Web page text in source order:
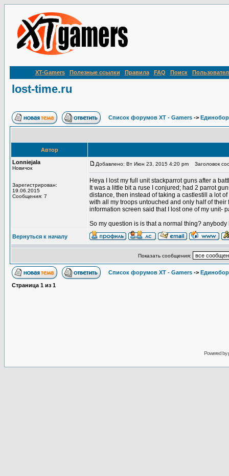
XT-Gamers Полезные ссылки Правила FAQ Поиск
lost-time.ru
Список форумов XT - Gamers ->
Автор
Lonniejala
Новичок
Зарегистрирован:
19.06.2015
Сообщения: 7
Добавлено: Вт Июн 23, 2015 4:20 pm Заголовок
Heya I lost my full unit stackparrot guns after a
It was a little bit a ruse I conjured; had 2 parrot
distance, then instead of taking a castlestill a lot
with all my troops untouched and only half of
information screen said that I lost one of my unit-
So my question is is that a normal thing? anybody
Вернуться к началу
Показать сообщения:
Список форумов XT - Gamers ->
Страница 1 из 1
Powered by